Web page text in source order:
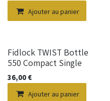
Ajouter au panier
Nouveau !
Fidlock TWIST Bottle
550 Compact Single
36,00€
Ajouter au panier